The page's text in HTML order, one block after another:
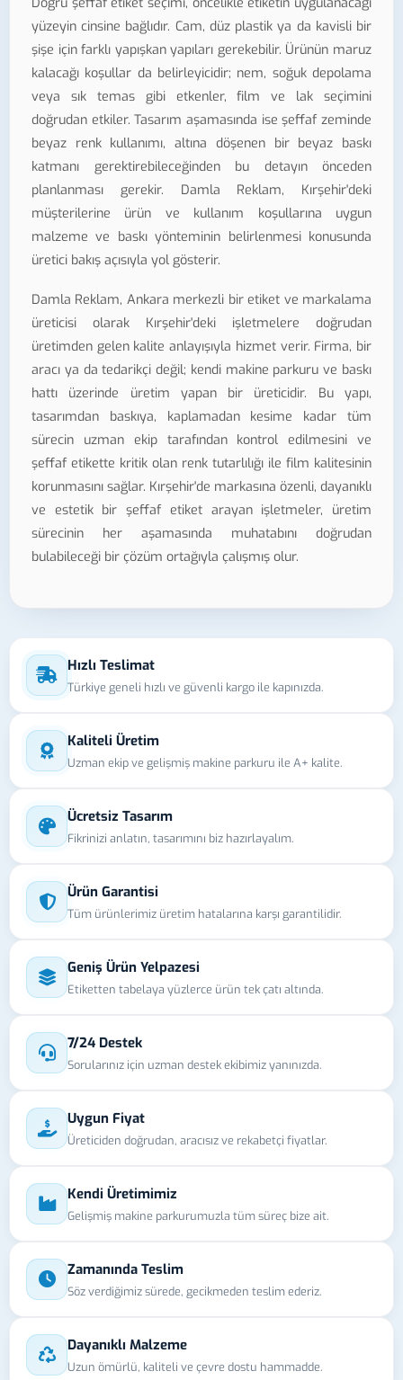
yüzeyin cinsine bağlıdır. Cam, düz plastik ya da kavisli bir
şişe için farklı yapışkan yapıları gerekebilir. Ürünün maruz
kalacağı koşullar da belirleyicidir; nem, soğuk depolama
veya sık temas gibi etkenler, film ve lak seçimini
doğrudan etkiler. Tasarım aşamasında ise şeffaf zeminde
beyaz renk kullanımı, altına döşenen bir beyaz baskı
katmanı gerektirebileceğinden bu detayın önceden
planlanması gerekir. Damla Reklam, Kırşehir'deki
müşterilerine ürün ve kullanım koşullarına uygun
malzeme ve baskı yönteminin belirlenmesi konusunda
üretici bakış açısıyla yol gösterir.
Damla Reklam, Ankara merkezli bir etiket ve markalama
üreticisi olarak Kırşehir'deki işletmelere doğrudan
üretimden gelen kalite anlayışıyla hizmet verir. Firma, bir
aracı ya da tedarikçi değil; kendi makine parkuru ve baskı
hattı üzerinde üretim yapan bir üreticidir. Bu yapı,
tasarımdan baskıya, kaplamadan kesime kadar tüm
sürecin uzman ekip tarafından kontrol edilmesini ve
şeffaf etikette kritik olan renk tutarlılığı ile film kalitesinin
korunmasını sağlar. Kırşehir'de markasına özenli, dayanıklı
ve estetik bir şeffaf etiket arayan işletmeler, üretim
sürecinin her aşamasında muhatabını doğrudan
bulabileceği bir çözüm ortağıyla çalışmış olur.
Hızlı Teslimat
Türkiye geneli hızlı ve güvenli kargo ile kapınızda.
Kaliteli Üretim
Uzman ekip ve gelişmiş makine parkuru ile A+ kalite.
Ücretsiz Tasarım
Fikrinizi anlatın, tasarımını biz hazırlayalım.
Ürün Garantisi
Tüm ürünlerimiz üretim hatalarına karşı garantilidir.
Geniş Ürün Yelpazesi
Etiketten tabelaya yüzlerce ürün tek çatı altında.
7/24 Destek
Sorularınız için uzman destek ekibimiz yanınızda.
Uygun Fiyat
Üreticiden doğrudan, aracısız ve rekabetçi fiyatlar.
Kendi Üretimimiz
Gelişmiş makine parkurumuzla tüm süreç bize ait.
Zamanında Teslim
Söz verdiğimiz sürede, gecikmeden teslim ederiz.
Dayanıklı Malzeme
Uzun ömürlü, kaliteli ve çevre dostu hammadde.